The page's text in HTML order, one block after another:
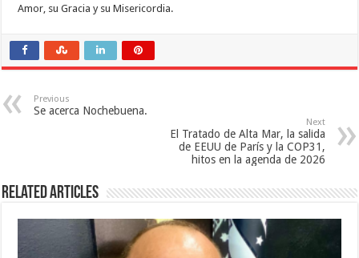
Amor, su Gracia y su Misericordia.
Previous
Se acerca Nochebuena.
Next
El Tratado de Alta Mar, la salida
de EEUU de París y la COP31,
hitos en la agenda de 2026
Related Articles